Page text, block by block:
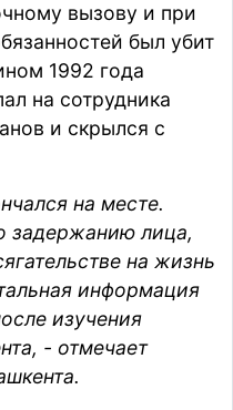
вызову и при
был убит
1992 года
на сотрудника
и скрылся с
на месте.
задержанию лица,
на жизнь
информация
изучения
- отмечает